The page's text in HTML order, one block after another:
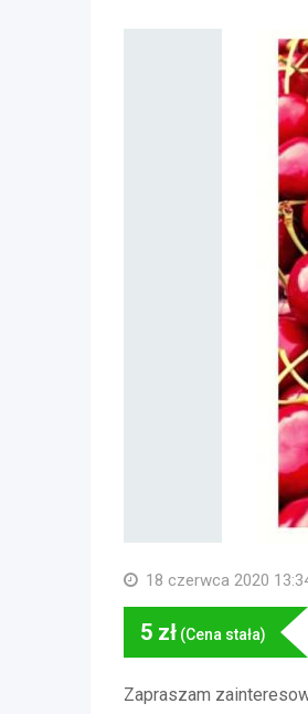
18 czerwca 2020
5 zł (Cena stała)
Zapraszam